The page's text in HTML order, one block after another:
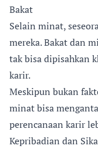
Bakat
Selain minat,
mereka. Bakat dan
tak bisa dipisahkan
karir.
Meskipun bukan
minat bisa
perencanaan karir
Kepribadian dan